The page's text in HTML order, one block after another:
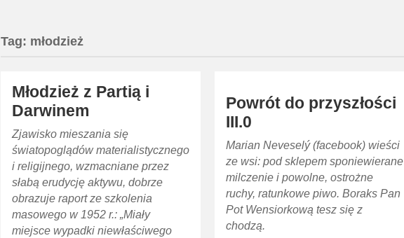
Tag: młodzież
Młodzież z Partią i
Darwinem
Zjawisko mieszania się
światopoglądów materialistycznego
i religijnego, wzmacniane przez
słabą erudycję aktywu, dobrze
obrazuje raport ze szkolenia
masowego w 1952 r.: „Miały
miejsce wypadki niewłaściwego
Powrót do przyszłości
III.0
Marian Neveselý (facebook) wieści
ze wsi: pod sklepem sponiewierane
milczenie i powolne, ostrożne
ruchy, ratunkowe piwo. Boraks Pan
Pot Wensiorkową tesz się z
chodzą.